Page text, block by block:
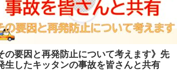
の要因と再発防止について考えます》先
生したキッタンの事故を皆さんと共有